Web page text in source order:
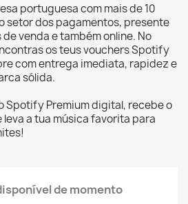
portuguesa com mais de 10
setor dos pagamentos, presente
venda e também online. No
os teus vouchers Spotify
com entrega imediata, rapidez e
sólida.
Spotify Premium digital, recebe o
a tua música favorita para
de momento